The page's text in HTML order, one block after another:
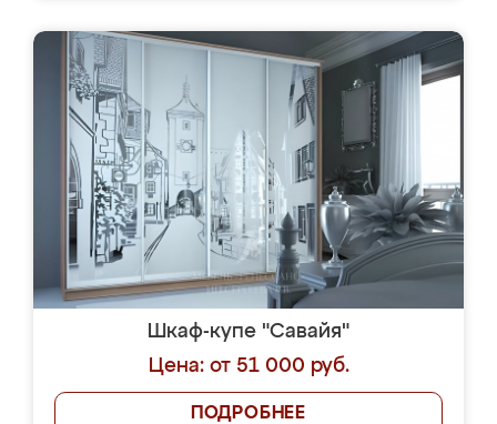
Шкаф-купе "Савайя"
Цена: от 51 000 руб.
ПОДРОБНЕЕ